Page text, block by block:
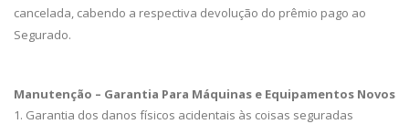
cancelada, cabendo a respectiva devolução do prêmio pago ao
Segurado.
Manutenção – Garantia Para Máquinas e Equipamentos Novos
1. Garantia dos danos físicos acidentais às coisas seguradas